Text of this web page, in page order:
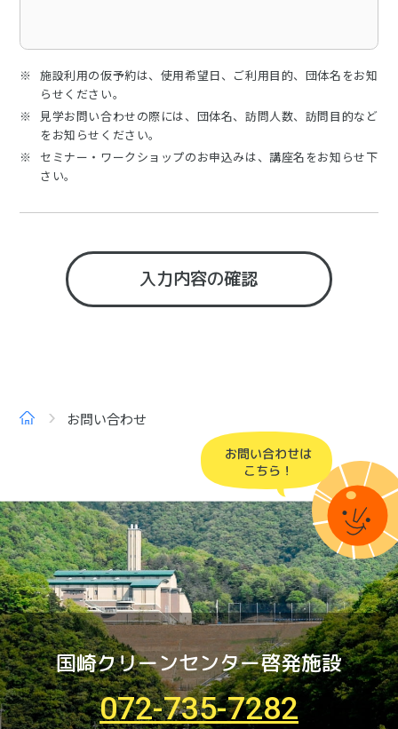
施設利用の仮予約は、使用希望日、ご利用目的、団体名をお知
らせください。
見学お問い合わせの際には、団体名、訪問人数、訪問目的など
をお知らせください。
セミナー・ワークショップのお申込みは、講座名をお知らせ下
さい。
入力内容の確認
トップお問い合わせ
国崎クリーンセンター啓発施設
072-735-7282